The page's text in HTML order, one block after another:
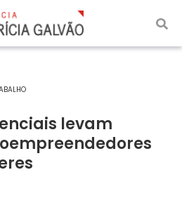
levam